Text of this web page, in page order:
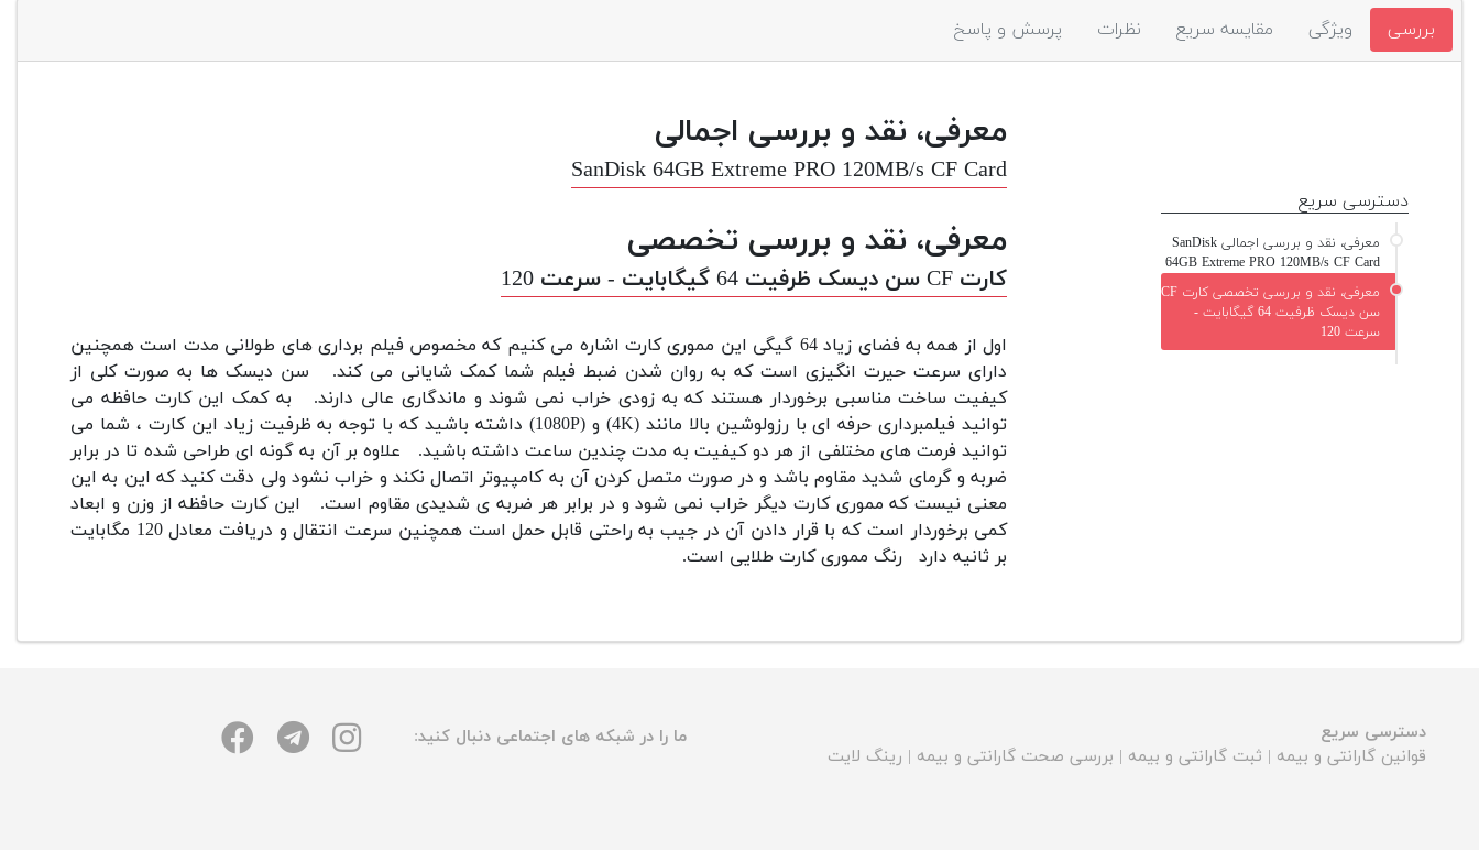
بررسی ویژگی مقایسه سریع نظرات پرسش و پاسخ
معرفی، نقد و بررسی اجمالی
SanDisk 64GB Extreme PRO 120MB/s CF Card
معرفی، نقد و بررسی تخصصی
کارت CF سن دیسک ظرفیت 64 گیگابایت - سرعت 120
اول از همه به فضای زیاد 64 گیگی این مموری کارت اشاره می کنیم که مخصوص فیلم برداری های طولانی مدت است همچنین
دارای سرعت حیرت انگیزی است که به روان شدن ضبط فیلم شما کمک شایانی می کند.
سن دیسک ها به صورت کلی از
کیفیت ساخت مناسبی برخوردار هستند که به زودی خراب نمی شوند و ماندگاری عالی دارند.
به کمک این کارت حافظه می
توانید فیلمبرداری حرفه ای با رزولوشین بالا مانند (4K) و (1080P) داشته باشید که با توجه به ظرفیت زیاد این کارت ، شما می
توانید فرمت های مختلفی از هر دو کیفیت به مدت چندین ساعت داشته باشید.
علاوه بر آن به گونه ای طراحی شده تا در برابر
ضربه و گرمای شدید مقاوم باشد و در صورت متصل کردن آن به کامپیوتر اتصال نکند و خراب نشود ولی دقت کنید که این به این
معنی نیست که مموری کارت دیگر خراب نمی شود و در برابر هر ضربه ی شدیدی مقاوم است.
این کارت حافظه از وزن و ابعاد
کمی برخوردار است که با قرار دادن آن در جیب به راحتی قابل حمل است همچنین سرعت انتقال و دریافت معادل 120 مگابایت
بر ثانیه دارد
رنگ مموری کارت طلایی است.
دسترسی سریع
معرفی، نقد و بررسی اجمالی SanDisk
64GB Extreme PRO 120MB/s CF Card
معرفی، نقد و بررسی تخصصی کارت CF
سن دیسک ظرفیت 64 گیگابایت -
سرعت 120
دسترسی سریع
قوانین گارانتی و بیمه | ثبت گارانتی و بیمه | بررسی صحت گارانتی و بیمه | رینگ لایت
ما را در شبکه های اجتماعی دنبال کنید: